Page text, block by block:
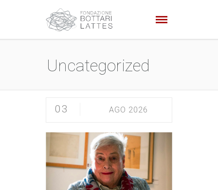
Uncategorized
03 AGO 2026